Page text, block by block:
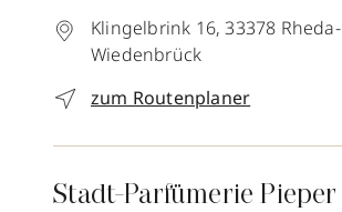
Klingelbrink 16, 33378 Rheda-
Wiedenbrück
zum Routenplaner
Stadt-Parfümerie Pieper